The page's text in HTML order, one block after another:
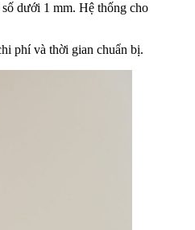
dưới 1 mm. Hệ thống cho
phí và thời gian chuẩn bị.